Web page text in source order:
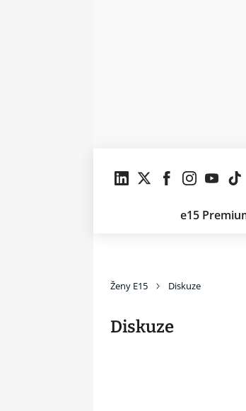
e15
Ženy E15 Diskuze
Diskuze